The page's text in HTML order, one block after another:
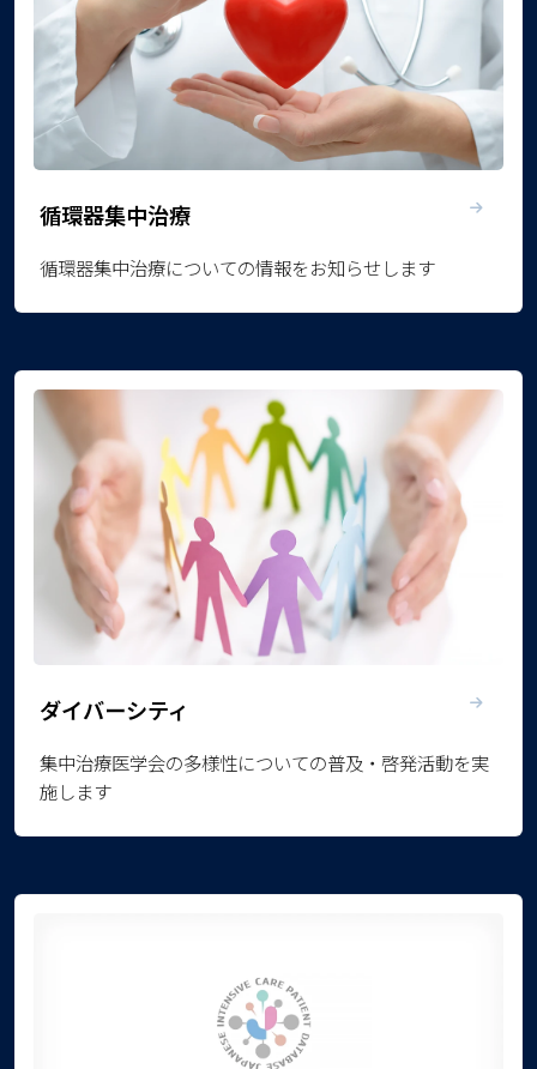
循環器集中治療
循環器集中治療についての情報をお知らせします
ダイバーシティ
集中治療医学会の多様性についての普及・啓発活動を実
施します